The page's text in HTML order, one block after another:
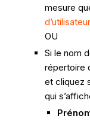
mesure
OU
Si le nom
répertoire
et cliquez
qui